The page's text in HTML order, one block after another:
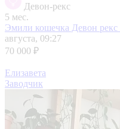
Девон-рекс
5 мес.
Эмили кошечка Девон рекс
августа, 09:27
70 000 ₽
Елизавета
Заводчик